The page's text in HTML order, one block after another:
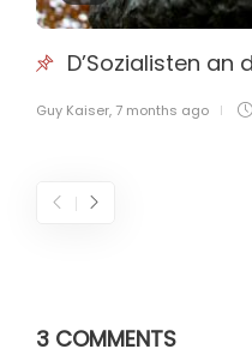
D’Sozialisten an
Guy Kaiser, 7 months ago
3 COMMENTS